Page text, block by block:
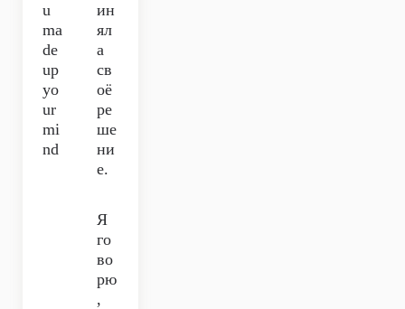
u
ma
de
up
yo
ur
mi
nd
ин
ял
а
св
оё
ре
ше
ни
е.
Я
го
во
рю
,